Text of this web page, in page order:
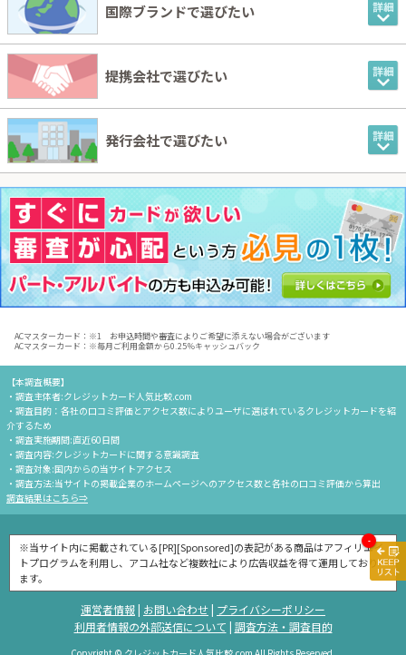
-
国際ブランドで選びたい
提携会社で選びたい
発行会社で選びたい
ACマスターカード：※1 お申込時間や審査によりご希望に添えない場合がございます
ACマスターカード：※毎月ご利用金額から0.25％キャッシュバック
【本調査概要】
・調査主体者:クレジットカード人気比較.com
・調査目的：各社の口コミ評価とアクセス数によりユーザに選ばれているクレジットカードを紹
介するため
・調査実施期間:直近60日間
・調査内容:クレジットカードに関する意識調査
・調査対象:国内からの当サイトアクセス
・調査方法:当サイトの掲載企業のホームページへのアクセス数と各社の口コミ評価から算出
調査結果はこちら⇒
※当サイト内に掲載されている[PR][Sponsored]の表記がある商品はアフィリエイ
トプログラムを利用し、アコム社など複数社により広告収益を得て運用しており
ます。
運営者情報| お問い合わせ| プライバシーポリシー
利用者情報の外部送信について | 調査方法・調査目的